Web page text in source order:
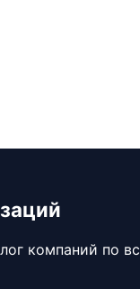
компаний по